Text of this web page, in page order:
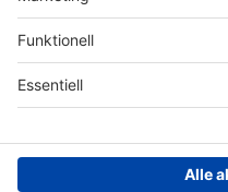
Grounding Page ANTENNE
BAYERN
Datenschutz­erklärung
einstellungen